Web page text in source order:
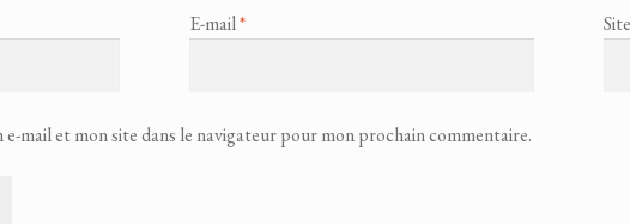
E-mail*
mail et mon site dans le navigateur pour mon prochain commentaire.